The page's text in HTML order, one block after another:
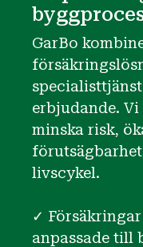
GarBo
erbjudande.
minska risk,
livscykel.
✓
anpassade till